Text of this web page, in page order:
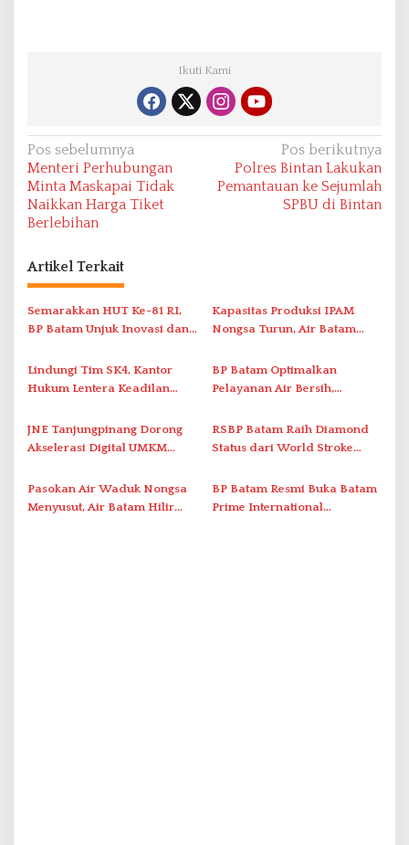
Ikuti Kami
N
a
v
i
g
a
s
i
o
Pos sebelumnya
Menteri Perhubungan
Minta Maskapai Tidak
Naikkan Harga Tiket
Berlebihan
Pos berikutnya
Polres Bintan Lakukan
Pemantauan ke Sejumlah
SPBU di Bintan
Artikel Terkait
Semarakkan HUT Ke-81 RI,
BP Batam Unjuk Inovasi dan
Pawai Pembangunan
Kapasitas Produksi IPAM
Nongsa Turun, Air Batam
Air
Lindungi Tim SK4, Kantor
Hukum Lentera Keadilan
Perlawanan ke Petugas di
Bukik Batarah
BP Batam Optimalkan
Pelayanan Air Bersih,
Gunakan Air Secara Bijak
JNE Tanjungpinang Dorong
Akselerasi Digital UMKM
2026
RSBP Batam Raih Diamond
Status dari World Stroke
Penanganan Stroke
Berstandar Internasional
Pasokan Air Waduk Nongsa
Menyusut, Air Batam Hilir
BP Batam Resmi Buka Batam
Prime International